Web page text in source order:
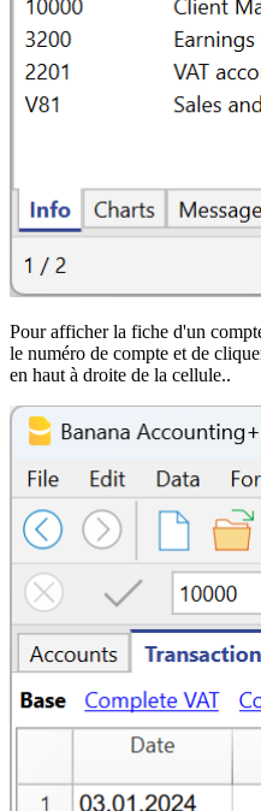
Pour afficher la fiche d'un
le numéro de compte et de
en haut à droite de la cellule..